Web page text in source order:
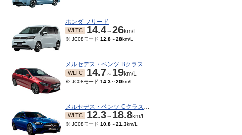
ホンダ フリード
WLTC 14.4～26km/L
※ JC08モード 12.8～28km/L
メルセデス・ベンツ Bクラス
WLTC 14.7～ 19km/L
※ JC08モード 14.3～20km/L
メルセデス・ベンツ Cクラスワゴン
WLTC 12.3～ 18.8km/L
※ JC08モード 10.8～21.3km/L